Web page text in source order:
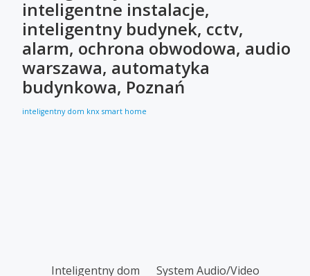
inteligentne instalacje,
inteligentny budynek, cctv,
alarm, ochrona obwodowa, audio
warszawa, automatyka
budynkowa, Poznań
inteligentny dom knx smart home
SECONDARYInteligentny dom System Audio/Video